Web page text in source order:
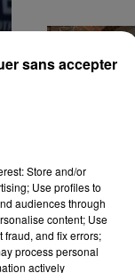
dévoile
À quelques
Store and/or
Use profiles to
audiences through
content; Use
fraud, and fix errors;
process personal
actively
sans accepter